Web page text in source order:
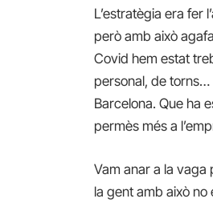
L’estratègia era fer
però amb això
Covid hem estat
personal, de torns…
Barcelona. Que ha
permès més a
Vam anar a la vaga
la gent amb això